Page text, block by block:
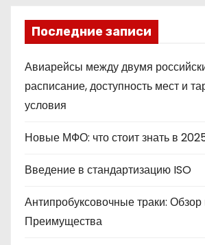
Последние записи
Авиарейсы между двумя
расписание, доступность мест и
условия
Новые МФО: что стоит знать в
Введение в стандартизацию ISO
Антипробуксовочные траки: Обзор
Преимущества